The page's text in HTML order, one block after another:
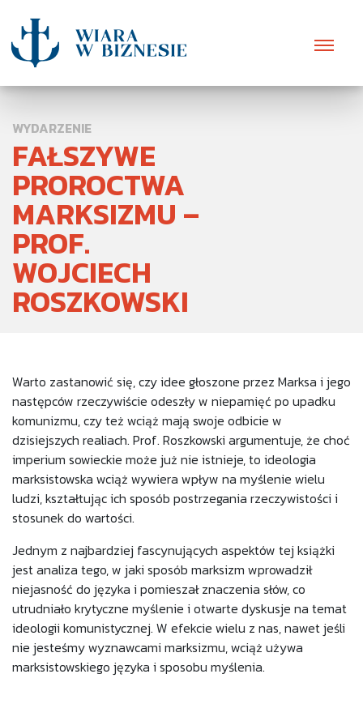
WYDARZENIE
FAŁSZYWE
PROROCTWA
MARKSIZMU –
PROF.
WOJCIECH
ROSZKOWSKI
Warto zastanowić się, czy idee głoszone przez Marksa i jego
następców rzeczywiście odeszły w niepamięć po upadku
komunizmu, czy też wciąż mają swoje odbicie w
dzisiejszych realiach. Prof. Roszkowski argumentuje, że choć
imperium sowieckie może już nie istnieje, to ideologia
marksistowska wciąż wywiera wpływ na myślenie wielu
ludzi, kształtując ich sposób postrzegania rzeczywistości i
stosunek do wartości.
Jednym z najbardziej fascynujących aspektów tej książki
jest analiza tego, w jaki sposób marksizm wprowadził
niejasność do języka i pomieszał znaczenia słów, co
utrudniało krytyczne myślenie i otwarte dyskusje na temat
ideologii komunistycznej. W efekcie wielu z nas, nawet jeśli
nie jesteśmy wyznawcami marksizmu, wciąż używa
marksistowskiego języka i sposobu myślenia.